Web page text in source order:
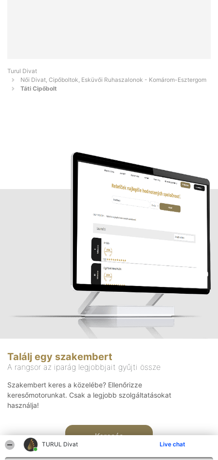
TURUL Divat Live chat
Turul Divat
Női Divat, Cipőboltok, Esküvői Ruhaszalonok - Komárom-Esztergom
Táti Cipőbolt
Találj egy szakembert
A rangsor az iparág legjobbjait gyűjti össze
Szakembert keres a közelébe? Ellenőrizze
keresőmotorunkat. Csak a legjobb szolgáltatásokat
használja!
Keresés